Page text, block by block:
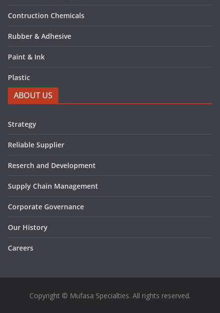
Contruction Chemicals
Rubber & Adhesive
Paint & Ink
Plastic
ABOUT US
Strategy
Reliable Supplier
Reserch and Development
Supply Chain Management
Corporate Governance
Our History
Careers
Copyright © Mufasa Specialties. All rights reserved.